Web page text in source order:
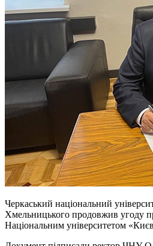
Черкаський національний
Хмельницького продовжив угоду
Національним університетом